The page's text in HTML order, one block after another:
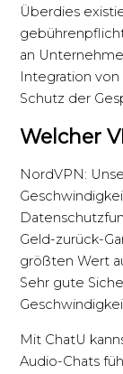
Überdies
an
Integration
Schutz der
Welcher
NordVPN:
Geld-zurück-
größten Wert
Sehr gute
Mit ChatU
Audio-Chats